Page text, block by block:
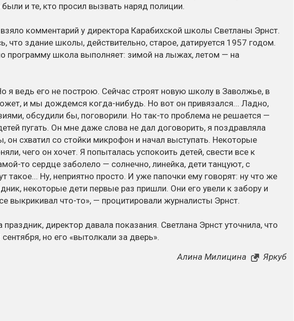
и те, кто просил вызвать наряд полиции.
взяло комментарий у директора Карабихской школы Светланы Эрнст.
что здание школы, действительно, старое, датируется 1957 годом.
программу школа выполняет: зимой на лыжах, летом — на
я ведь его не построю. Сейчас строят новую школу в Заволжье, в
и мы дождемся когда-нибудь. Но вот он привязался... Ладно,
обсудили бы, поговорили. Но так-то проблема не решается —
пугать. Он мне даже слова не дал договорить, я поздравляла
он схватил со стойки микрофон и начал выступать. Некоторые
чего он хочет. Я попыталась успокоить детей, свести все к
то сердце заболело — солнечно, линейка, дети танцуют, с
такое... Ну, неприятно просто. И уже папочки ему говорят: ну что же
некоторые дети первые раз пришли. Они его увели к забору и
выкрикивал что-то», — процитировали журналисты Эрнст.
праздник, директор давала показания. Светлана Эрнст уточнила, что
но его «вытолкали за дверь».
Алина Милицина
Яркуб